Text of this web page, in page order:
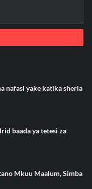
nafasi yake katika sheria
baada ya tetesi za
Mkuu Maalum, Simba